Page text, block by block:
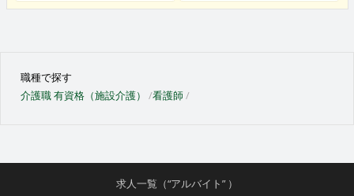
職種で探す
介護職 有資格（施設介護）
看護師
求人一覧（“アルバイト” ）